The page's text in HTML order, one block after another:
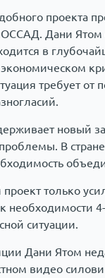
проекта
Дани Ятом
в
требует от
новый
В
только
необходимости
ситуации.
Дани Ятом
видео